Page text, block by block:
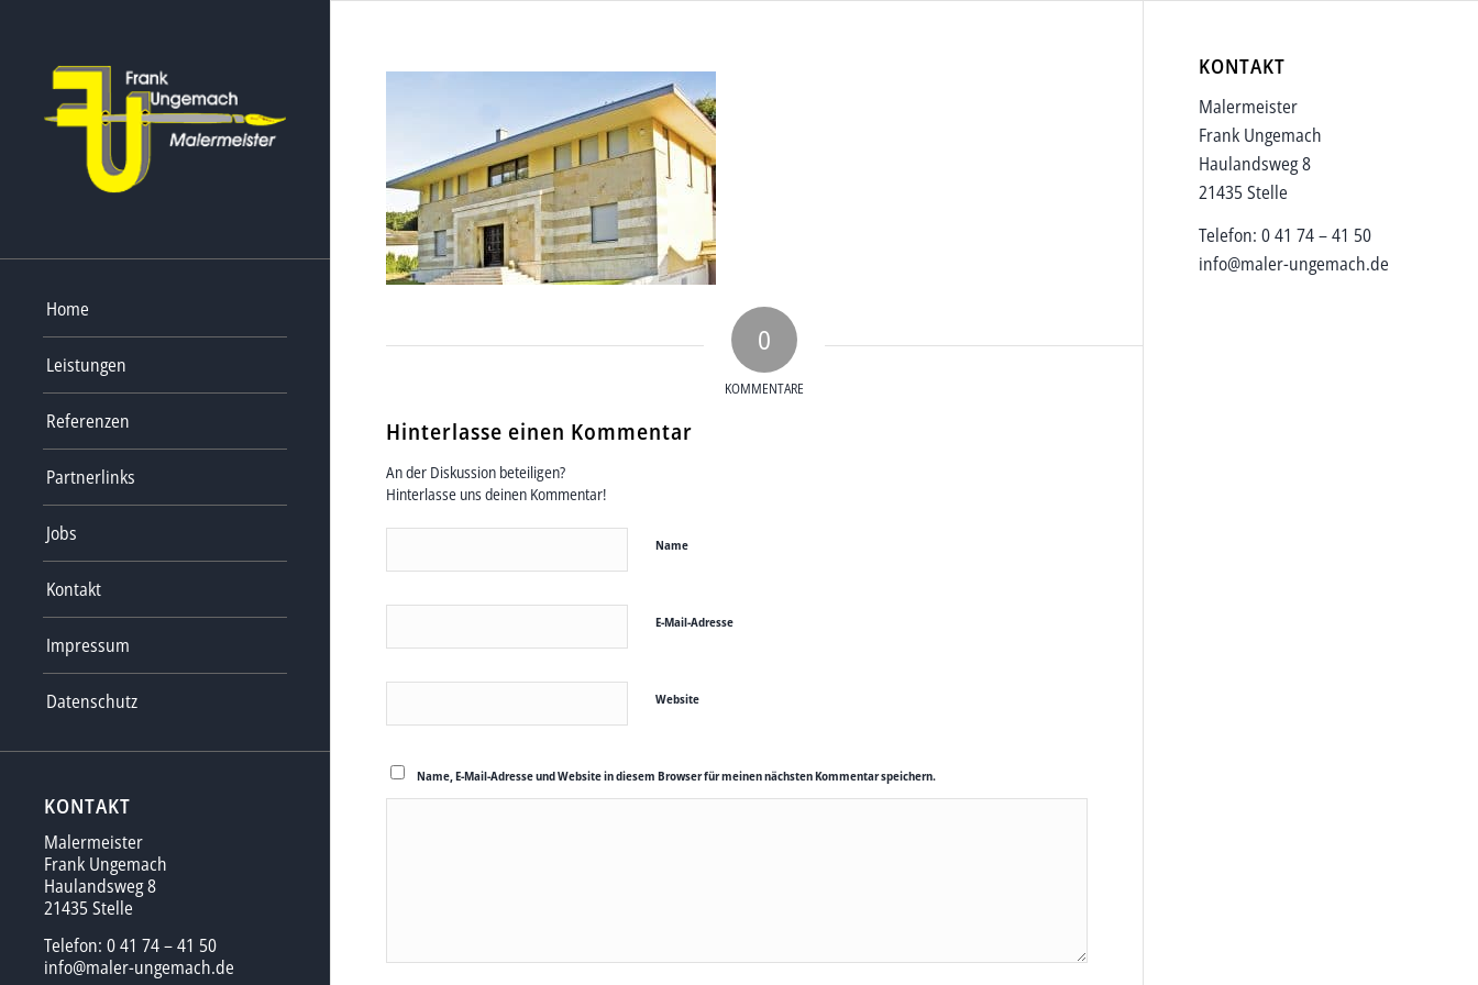
Home
Leistungen
Referenzen
Partnerlinks
Jobs
Kontakt
Impressum
Datenschutz
KONTAKT
Malermeister
Frank Ungemach
Haulandsweg 8
21435 Stelle
Telefon: 0 41 74 – 41 50
info@maler-ungemach.de
0
KOMMENTARE
Hinterlasse einen Kommentar
An der Diskussion beteiligen?
Hinterlasse uns deinen Kommentar!
Name
E-Mail-Adresse
Website
Name, E-Mail-Adresse und Website in diesem Browser für meinen nächsten Kommentar speichern.
KONTAKT
Malermeister
Frank Ungemach
Haulandsweg 8
21435 Stelle
Telefon: 0 41 74 – 41 50
info@maler-ungemach.de